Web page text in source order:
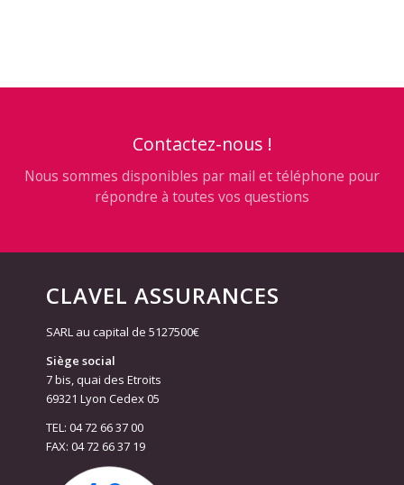
Contactez-nous !
Nous sommes disponibles par mail et téléphone pour
répondre à toutes vos questions
CLAVEL ASSURANCES
SARL au capital de 5127500€
Siège social
7 bis, quai des Etroits
69321 Lyon Cedex 05
TEL: 04 72 66 37 00
FAX: 04 72 66 37 19